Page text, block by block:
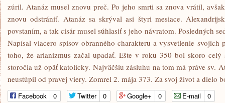
zúril. Atanáz musel znovu preč. Po jeho smrti sa znova vrátil,
znovu odstrániť. Atanáz sa skrýval asi štyri mesiace.
povstaním, a tak cisár musel súhlasiť s jeho návratom. Posledných
Napísal viacero spisov obranného charakteru a vysvetlenie svojich
toho, že arianizmus začal upadať. Ešte v roku 350 bol skoro celý
storočia už opäť katolícky. Najväčšiu zásluhu na tom má práve sv.
neustúpil od pravej viery. Zomrel 2. mája 373. Za svoj život a dielo
Facebook 0 Twitter 0 Google+ 0 E-mail 0